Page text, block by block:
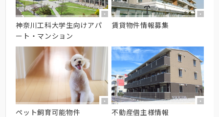
神奈川工科大学生向けアパ
ート・マンション
賃貸物件情報募集
ペット飼育可能物件 不動産借主様情報